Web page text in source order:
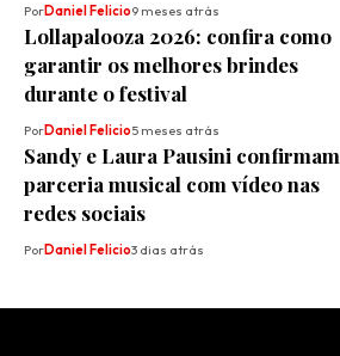
PorDaniel Felicio9 meses atrás
Lollapalooza 2026: confira como
garantir os melhores brindes
durante o festival
PorDaniel Felicio5 meses atrás
Sandy e Laura Pausini confirmam
parceria musical com vídeo nas
redes sociais
PorDaniel Felicio3 dias atrás